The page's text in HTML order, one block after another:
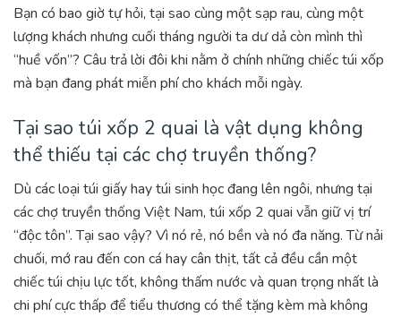
Bạn có bao giờ tự hỏi, tại sao cùng một sạp rau, cùng một
lượng khách nhưng cuối tháng người ta dư dả còn mình thì
“huề vốn”? Câu trả lời đôi khi nằm ở chính những chiếc túi xốp
mà bạn đang phát miễn phí cho khách mỗi ngày.
Tại sao túi xốp 2 quai là vật dụng không
thể thiếu tại các chợ truyền thống?
Dù các loại túi giấy hay túi sinh học đang lên ngôi, nhưng tại
các chợ truyền thống Việt Nam, túi xốp 2 quai vẫn giữ vị trí
“độc tôn”. Tại sao vậy? Vì nó rẻ, nó bền và nó đa năng. Từ nải
chuối, mớ rau đến con cá hay cân thịt, tất cả đều cần một
chiếc túi chịu lực tốt, không thấm nước và quan trọng nhất là
chi phí cực thấp để tiểu thương có thể tặng kèm mà không